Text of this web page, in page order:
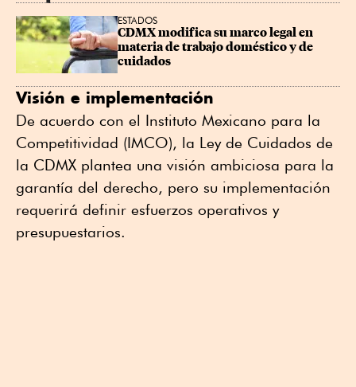
ESTADOS
CDMX modifica su marco legal en
materia de trabajo doméstico y de
cuidados
Visión e implementación
De acuerdo con el Instituto Mexicano para la
Competitividad (IMCO), la Ley de Cuidados de
la CDMX plantea una visión ambiciosa para la
garantía del derecho, pero su implementación
requerirá definir esfuerzos operativos y
presupuestarios.